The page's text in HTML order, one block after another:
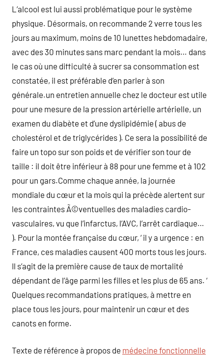
L’alcool est lui aussi problématique pour le système
physique. Désormais, on recommande 2 verre tous les
jours au maximum, moins de 10 lunettes hebdomadaire,
avec des 30 minutes sans marc pendant la mois… dans
le cas où une difficulté à sucrer sa consommation est
constatée, il est préférable d’en parler à son
générale.un entretien annuelle chez le docteur est utile
pour une mesure de la pression artérielle artérielle, un
examen du diabète et d’une dyslipidémie ( abus de
cholestérol et de triglycérides ). Ce sera la possibilité de
faire un topo sur son poids et de vérifier son tour de
taille : il doit être inférieur à 88 pour une femme et à 102
pour un gars.Comme chaque année, la journée
mondiale du cœur et la mois qui la précède alertent sur
les contraintes Ã©ventuelles des maladies cardio-
vasculaires, vu que l’infarctus, l’AVC, l’arrêt cardiaque…
). Pour la montée française du cœur, ‘ il y a urgence : en
France, ces maladies causent 400 morts tous les jours.
Il s’agit de la première cause de taux de mortalité
dépendant de l’âge parmi les filles et les plus de 65 ans. ‘
Quelques recommandations pratiques, à mettre en
place tous les jours, pour maintenir un cœur et des
canots en forme.
Texte de référence à propos de médecine fonctionnelle